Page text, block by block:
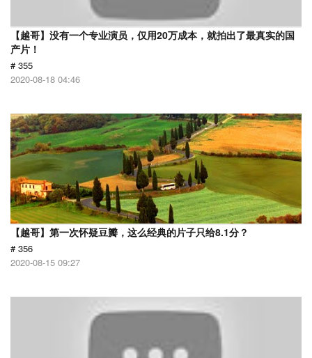
【越哥】没有一个专业演员，仅用20万成本，就拍出了最真实的国
产片！
# 355
2020-08-18 04:46
【越哥】第一次怀疑豆瓣，这么经典的片子只给8.1分？
# 356
2020-08-15 09:27